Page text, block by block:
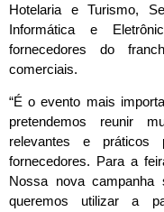
Hotelaria e Turismo,
Informática e
fornecedores do
comerciais.
“É o evento mais
pretendemos reunir
relevantes e práticos
fornecedores. Para a
Nossa nova
queremos utilizar a